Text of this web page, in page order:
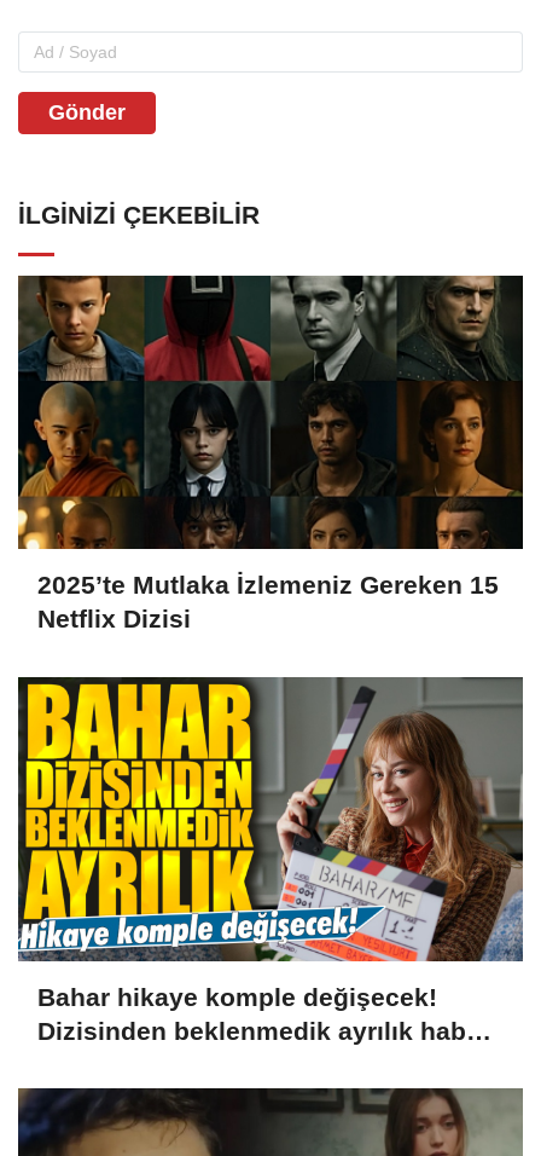
Gönder
İLGINIZI ÇEKEBILIR
2025’te Mutlaka İzlemeniz Gereken 15
Netflix Dizisi
Bahar hikaye komple değişecek!
Dizisinden beklenmedik ayrılık haberi